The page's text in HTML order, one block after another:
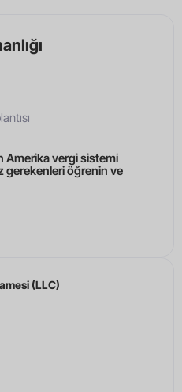
Amerika vergi sistemi
gerekenleri öğrenin ve
(LLC)